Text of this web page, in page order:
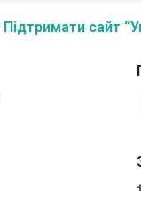
Підтримати сайт